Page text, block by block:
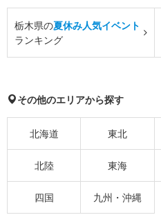
栃木県の夏休み人気イベント
ランキング
その他のエリアから探す
北海道 東北
北陸 東海
四国 九州・沖縄